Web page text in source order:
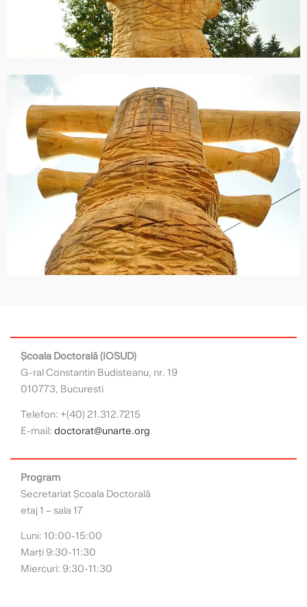
Școala Doctorală (IOSUD)
G-ral Constantin Budisteanu, nr. 19
010773, Bucuresti
Telefon: +(40) 21.312.7215
E-mail: doctorat@unarte.org
Program
Secretariat Școala Doctorală
etaj 1 – sala 17
Luni: 10:00-15:00
Marți 9:30-11:30
Miercuri: 9:30-11:30